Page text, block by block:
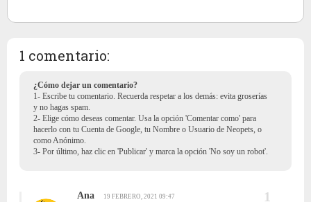
1 comentario:
¿Cómo dejar un comentario?
1- Escribe tu comentario. Recuerda respetar a los demás: evita groserías
y no hagas spam.
2- Elige cómo deseas comentar. Usa la opción 'Comentar como' para
hacerlo con tu Cuenta de Google, tu Nombre o Usuario de Neopets, o
como Anónimo.
3- Por último, haz clic en 'Publicar' y marca la opción 'No soy un robot'.
Ana 19 FEBRERO, 2021 09:47